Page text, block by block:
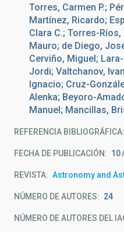
Torres, Carmen P.;
Martínez, Ricardo;
Clara C.; Torres-
Mauro; de Diego,
Cerviño, Miguel;
Jordi; Valtchanov,
Ignacio; Cruz-
Alenka; Beyoro-
Manuel; Mancillas,
REFERENCIA BIBLIOGRÁFICA
FECHA DE PUBLICACIÓN: 10
REVISTA Astronomy and
NÚMERO DE AUTORES 24
NÚMERO DE AUTORES DEL